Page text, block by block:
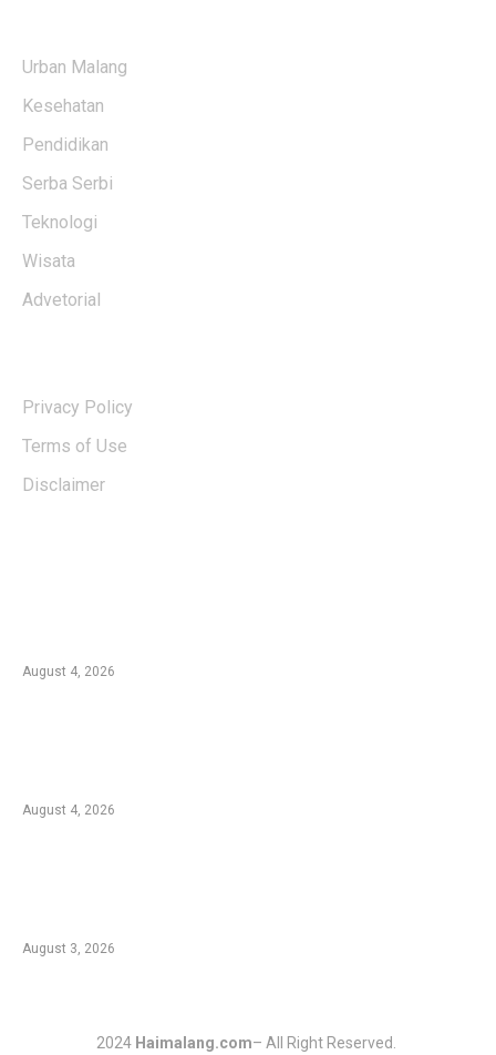
Urban Malang
Kesehatan
Pendidikan
Serba Serbi
Teknologi
Wisata
Advetorial
Privacy Policy
Terms of Use
Disclaimer
August 4, 2026
August 4, 2026
August 3, 2026
2024 Haimalang.com– All Right Reserved.